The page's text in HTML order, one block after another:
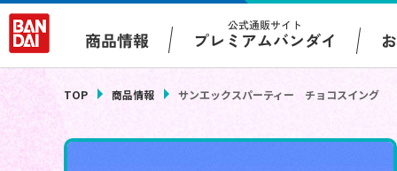
商品情報
公式通販サイト
プレミアムバンダイ
TOP 商品情報 サンエックスパーティー チョコスイング